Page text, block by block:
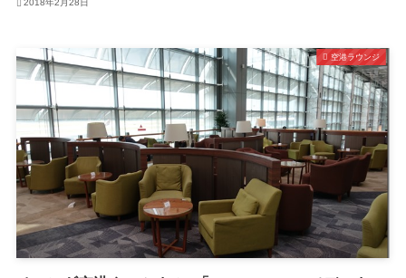
2018年2月28日
空港ラウンジ